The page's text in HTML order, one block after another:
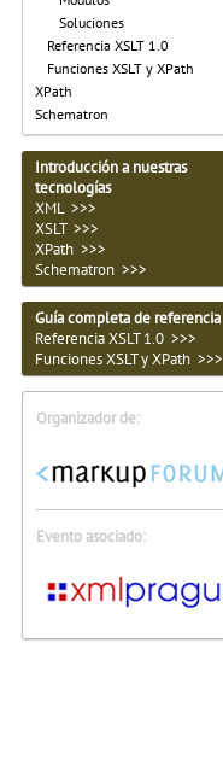
Soluciones
Referencia XSLT 1.0
Funciones XSLT y XPath
XPath
Schematron
Introducción a nuestras
tecnologías
XML >>>
XSLT >>>
XPath >>>
Schematron >>>
Guía completa de referencia
Referencia XSLT 1.0 >>>
Funciones XSLT y XPath >>>
Organizador de:
Evento asociado: